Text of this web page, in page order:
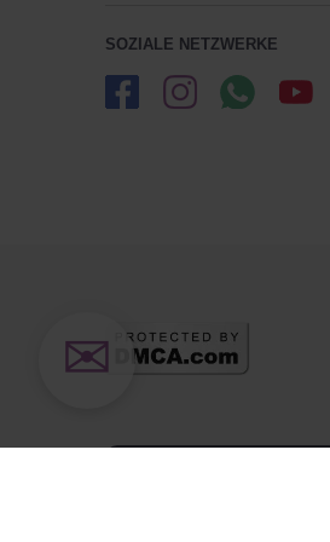
✉
SOZIALE NETZWERKE